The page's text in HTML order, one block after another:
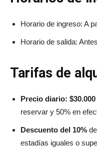
Horario de ingreso: A
Horario de salida:
Tarifas de
Precio diario: $30.000
reservar y 50% en
Descuento del 10%
estadías iguales o